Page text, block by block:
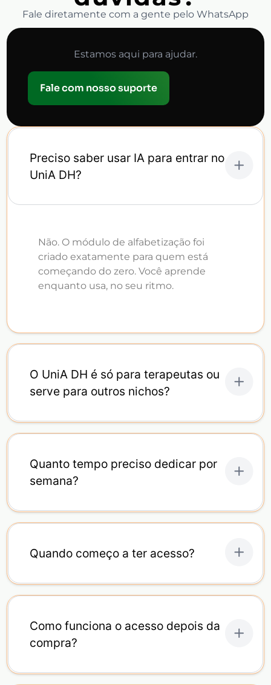
Fale diretamente com a gente pelo WhatsApp
Estamos aqui para ajudar.
Fale com nosso suporte
Preciso saber usar IA para entrar no
UniA DH?
Não. O módulo de alfabetização foi
criado exatamente para quem está
começando do zero. Você aprende
enquanto usa, no seu ritmo.
O UniA DH é só para terapeutas ou
serve para outros nichos?
Quanto tempo preciso dedicar por
semana?
Quando começo a ter acesso?
Como funciona o acesso depois da
compra?